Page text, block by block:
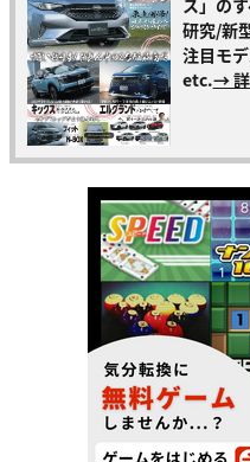
ス」の
研究/新
注目モ
etc.→ 詳